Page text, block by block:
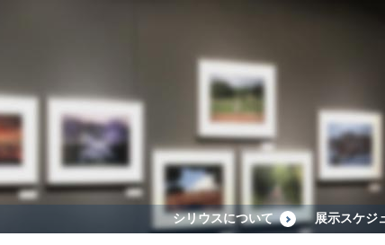
シリウスについて 展示スケジ